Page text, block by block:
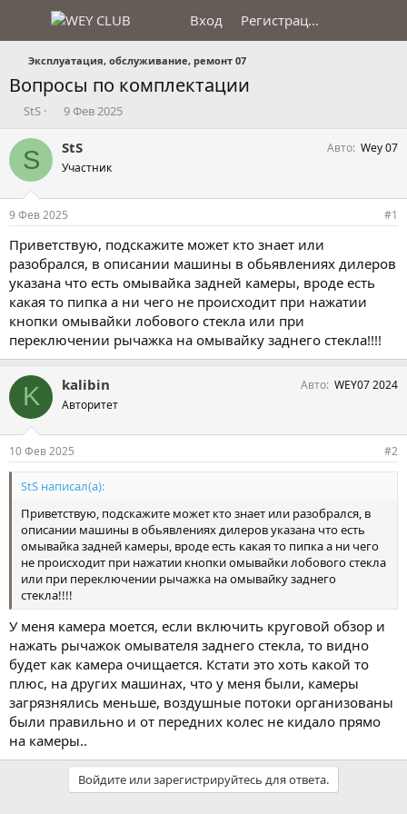
Вход Регистрация
Эксплуатация, обслуживание, ремонт 07
Вопросы по комплектации
А
т
о
т
е
м
ы
StS
Д
т
н
ч
а
л
9 Фев 2025
S StS
Участник
Авто Wey 07
9 Фев 2025 #1
Приветствую, подскажите может кто знает или
разобрался, в описании машины в обьявлениях дилеров
указана что есть омывайка задней камеры, вроде есть
какая то пипка а ни чего не происходит при нажатии
кнопки омывайки лобового стекла или при
переключении рычажка на омывайку заднего стекла!!!!
K kalibin
Авторитет
Авто WEY07 2024
10 Фев 2025 #2
StS написал(а):
Приветствую, подскажите может кто знает или разобрался, в
описании машины в обьявлениях дилеров указана что есть
омывайка задней камеры, вроде есть какая то пипка а ни чего
не происходит при нажатии кнопки омывайки лобового стекла
или при переключении рычажка на омывайку заднего
стекла!!!!
У меня камера моется, если включить круговой обзор и
нажать рычажок омывателя заднего стекла, то видно
будет как камера очищается. Кстати это хоть какой то
плюс, на других машинах, что у меня были, камеры
загрязнялись меньше, воздушные потоки организованы
были правильно и от передних колес не кидало прямо
на камеры..
Войдите или зарегистрируйтесь для ответа.